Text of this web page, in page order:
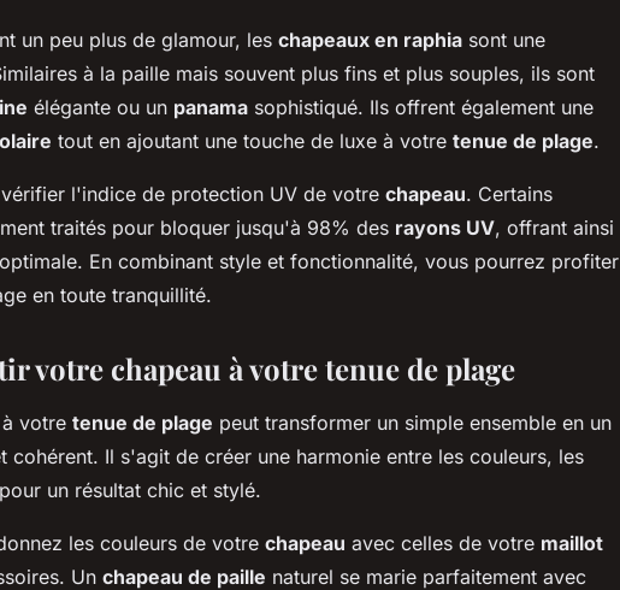
un peu plus de glamour, les chapeaux en raphia sont une
à la paille mais souvent plus fins et plus souples, ils sont
élégante ou un panama sophistiqué. Ils offrent également une
tout en ajoutant une touche de luxe à votre tenue de plage.
l'indice de protection UV de votre chapeau. Certains
traités pour bloquer jusqu'à 98% des rayons UV, offrant ainsi
optimale. En combinant style et fonctionnalité, vous pourrez profiter
en toute tranquillité.
votre chapeau à votre tenue de plage
à votre tenue de plage peut transformer un simple ensemble en un
cohérent. Il s'agit de créer une harmonie entre les couleurs, les
un résultat chic et stylé.
les couleurs de votre chapeau avec celles de votre maillot
Un chapeau de paille naturel se marie parfaitement avec